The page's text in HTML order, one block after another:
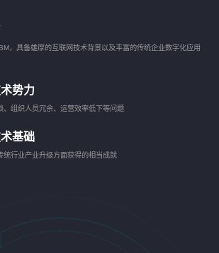
，具备雄厚的互联网技术背景以及丰富的传统企业数字化应用
势力
、组织人员冗余、运营效率低下等问题
基础
统行业产业升级方面获得的相当成就